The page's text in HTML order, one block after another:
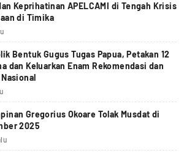
Keprihatinan APELCAMI di Tengah Krisis
di Timika
Bentuk Gugus Tugas Papua, Petakan 12
dan Keluarkan Enam Rekomendasi dan
Gregorius Okoare Tolak Musdat di
2025